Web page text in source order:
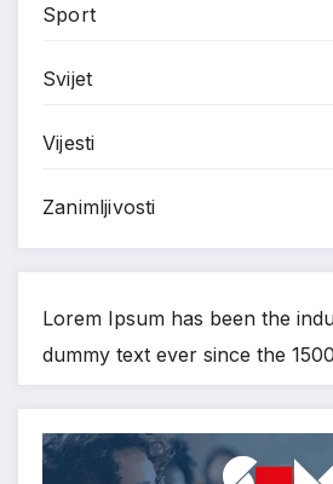
Sport
Svijet
Vijesti
Zanimljivosti
Lorem Ipsum has been the
dummy text ever since the